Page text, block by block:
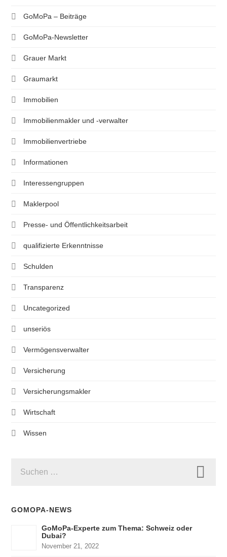
GoMoPa – Beiträge
GoMoPa-Newsletter
Grauer Markt
Graumarkt
Immobilien
Immobilienmakler und -verwalter
Immobilienvertriebe
Informationen
Interessengruppen
Maklerpool
Presse- und Öffentlichkeitsarbeit
qualifizierte Erkenntnisse
Schulden
Transparenz
Uncategorized
unseriös
Vermögensverwalter
Versicherung
Versicherungsmakler
Wirtschaft
Wissen
NACH:
GOMOPA-NEWS
GoMoPa-Experte zum Thema: Schweiz oder
Dubai?
November 21, 2022